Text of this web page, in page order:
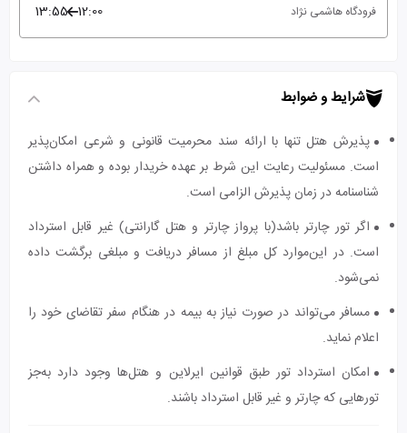
فرودگاه هاشمی نژاد 12:00
13:55
شرایط و ضوابط
پذیرش هتل تنها با ارائه سند محرمیت قانونی و شرعی امکان‌پذیر
است. مسئولیت رعایت این شرط بر عهده خریدار بوده و همراه داشتن
شناسنامه در زمان پذیرش الزامی است.
اگر تور چارتر باشد(با پرواز چارتر و هتل گارانتی) غیر قابل استرداد
است. در این‌موارد کل مبلغ از مسافر دریافت و مبلغی برگشت داده
نمی‌شود.
مسافر می‌تواند در صورت نیاز به بیمه در هنگام سفر تقاضای خود را
اعلام نماید.
امکان استرداد تور طبق قوانین ایرلاین و هتل‌ها وجود دارد به‌جز
تورهایی که چارتر و غیر قابل استرداد باشند.